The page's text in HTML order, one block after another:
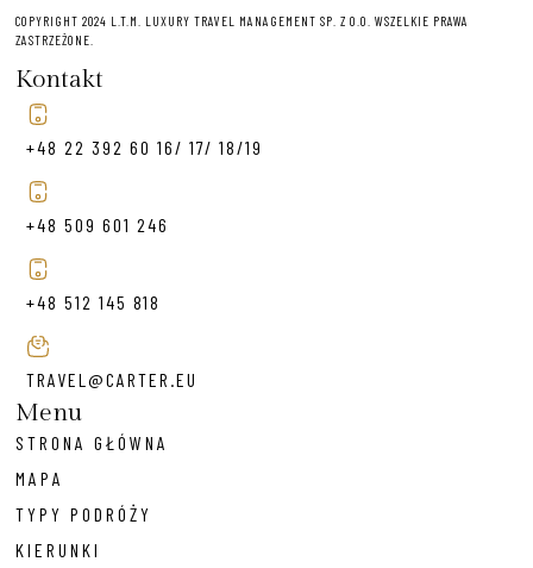
COPYRIGHT 2024 L.T.M. LUXURY TRAVEL MANAGEMENT SP. Z O.O. WSZELKIE PRAWA
ZASTRZEŻONE.
Kontakt
+48 22 392 60 16/ 17/ 18/19
+48 509 601 246
+48 512 145 818
TRAVEL@CARTER.EU
Menu
STRONA GŁÓWNA
MAPA
TYPY PODRÓŻY
KIERUNKI